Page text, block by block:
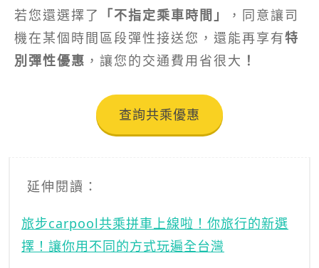
若您還選擇了 「不指定乘車時間」
，同意讓司
機在某個時間區段彈性接送您，還能再享有特
別彈性優惠 ，讓您的交通費用省很大 ！
查詢共乘優惠
延伸閱讀：
旅步carpool共乘拼車上線啦！你旅行的新選
擇！讓你用不同的方式玩遍全台灣